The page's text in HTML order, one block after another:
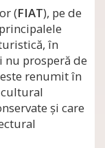
(FIAT), pe de
în
prosperă de
renumit în
şi care